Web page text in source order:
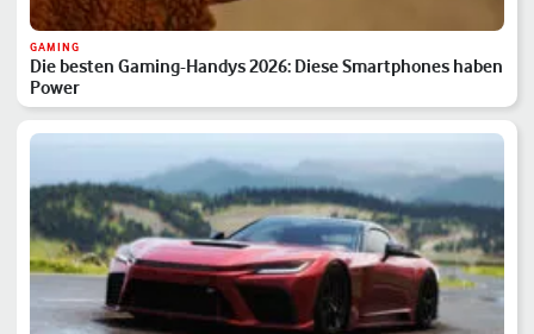
GAMING
Die besten Gaming-Handys 2026: Diese Smartphones haben
Power